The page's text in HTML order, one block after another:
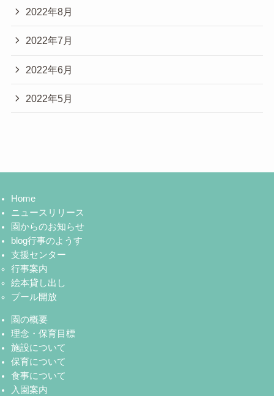
2022年8月
2022年7月
2022年6月
2022年5月
Home
ニュースリリース
園からのお知らせ
blog行事のようす
支援センター
行事案内
絵本貸し出し
プール開放
園の概要
理念・保育目標
施設について
保育について
食事について
入園案内